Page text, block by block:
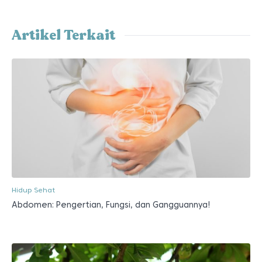
Artikel Terkait
Hidup Sehat
Abdomen: Pengertian, Fungsi, dan Gangguannya!